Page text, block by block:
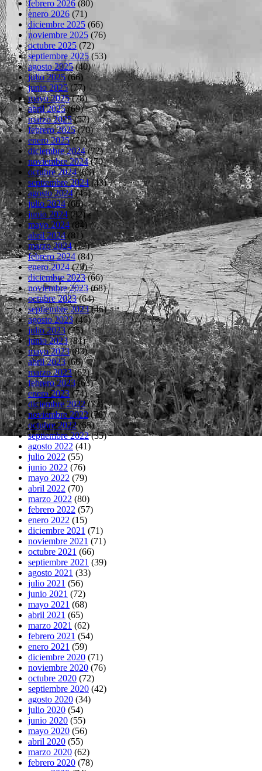
febrero 2026 (80)
enero 2026 (71)
diciembre 2025 (66)
noviembre 2025 (76)
octubre 2025 (72)
septiembre 2025(53)
agosto 2025(40)
julio 2025(66)
junio 2025(77)
mayo 2025(78)
abril 2025(69)
marzo 2025(77)
febrero 2025(70)
enero 2025(71)
diciembre 2024(72)
noviembre 2024(70)
octubre 2024(63)
septiembre 2024(43)
agosto 2024(45)
julio 2024(66)
junio 2024 (82)
mayo 2024 (84)
abril 2024(81)
marzo 2024(77)
febrero 2024(84)
enero 2024(75)
diciembre 2023(66)
noviembre 2023(68)
octubre 2023(64)
septiembre 2023(46)
agosto 2023(46)
julio 2023(75)
junio 2023(81)
mayo 2023(83)
abril 2023(66)
marzo 2023(62)
febrero 2023(63)
enero 2023(74)
diciembre 2022(73)
noviembre 2022(76)
octubre 2022(65)
septiembre 2022(35)
agosto 2022 (41)
julio 2022 (55)
junio 2022 (76)
mayo 2022 (79)
abril 2022 (70)
marzo 2022 (80)
febrero 2022 (57)
enero 2022 (15)
diciembre 2021 (71)
noviembre 2021 (71)
octubre 2021 (66)
septiembre 2021 (39)
agosto 2021 (33)
julio 2021 (56)
junio 2021 (72)
mayo 2021 (68)
abril 2021 (65)
marzo 2021 (62)
febrero 2021 (54)
enero 2021 (59)
diciembre 2020 (71)
noviembre 2020 (76)
octubre 2020 (72)
septiembre 2020 (42)
agosto 2020 (34)
julio 2020 (54)
junio 2020 (55)
mayo 2020 (56)
abril 2020 (55)
marzo 2020 (62)
febrero 2020 (78)